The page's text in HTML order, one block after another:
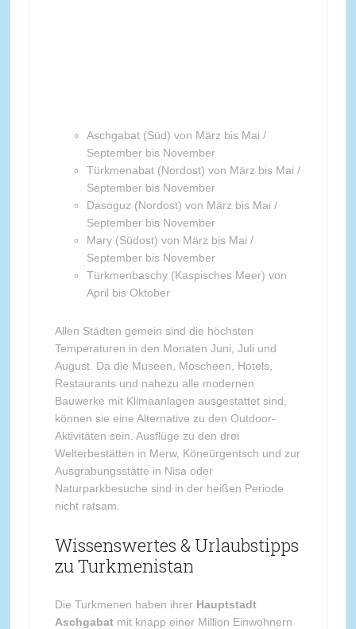
Aschgabat (Süd) von März bis Mai /
September bis November
Türkmenabat (Nordost) von März bis Mai /
September bis November
Dasoguz (Nordost) von März bis Mai /
September bis November
Mary (Südost) von März bis Mai /
September bis November
Türkmenbaschy (Kaspisches Meer) von
April bis Oktober
Allen Städten gemein sind die höchsten
Temperaturen in den Monaten Juni, Juli und
August. Da die Museen, Moscheen, Hotels,
Restaurants und nahezu alle modernen
Bauwerke mit Klimaanlagen ausgestattet sind,
können sie eine Alternative zu den Outdoor-
Aktivitäten sein. Ausflüge zu den drei
Welterbestätten in Merw, Köneürgentsch und zur
Ausgrabungsstätte in Nisa oder
Naturparkbesuche sind in der heißen Periode
nicht ratsam.
Wissenswertes & Urlaubstipps
zu Turkmenistan
Die Turkmenen haben ihrer Hauptstadt
Aschgabatmit knapp einer Million Einwohnern